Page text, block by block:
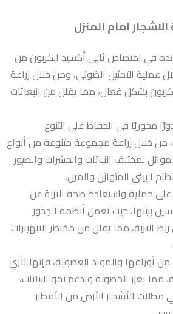
الاشجارامام المنزل
في امتصاص ثاني أكسيد الكربون من
عملية التمثيل الضوئي، ومن خلال زراعة
بشكل فعال، مما يقلل من انبعاثات
محوريًا في الحفاظ على التنوع
من خلال زراعة مجموعة متنوعة من أنواع
لمختلف النباتات والحشرات والطيور
البيئي المتوازن والمرن.
على حماية واستعادة صحة التربة عن
بنيتها، حيث تعمل أنظمة الجذور
التربة، مما يقلل من مخاطر الانهيارات
أوراقها والمواد العضوية، فإنها تثري
مما يعزز الخصوبة ويدعم نمو النباتات،
الأشجار الأرض من الأمطار